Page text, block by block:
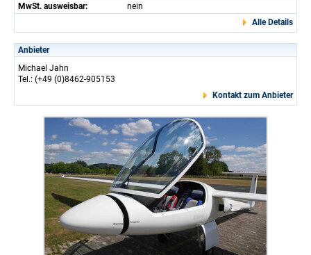
MwSt. ausweisbar:
nein
Alle Details
Anbieter
Michael Jahn
Tel.: (+49 (0)8462-905153
Kontakt zum Anbieter